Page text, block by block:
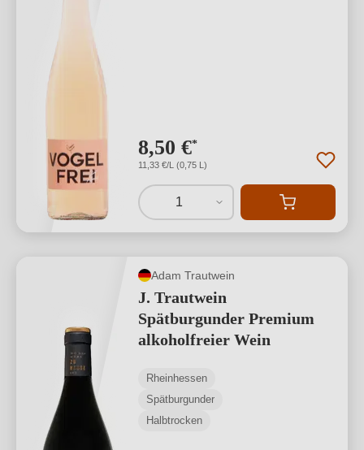
8,50 €*
11,33 €/L (0,75 L)
1
Adam Trautwein
J. Trautwein
Spätburgunder Premium
alkoholfreier Wein
Rheinhessen
Spätburgunder
Halbtrocken